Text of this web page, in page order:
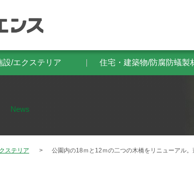
設/エクステリア 住宅・建築物/防腐防蟻製
News
ステリア 公園内の18ｍと12ｍの二つの木橋をリニューアル。